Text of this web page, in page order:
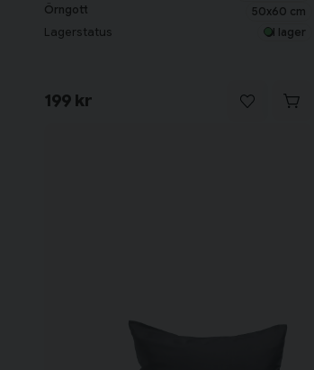
Örngott
50x60 cm
Lagerstatus I lager
199 kr